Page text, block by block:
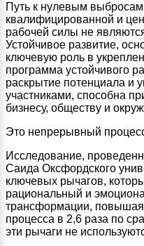
Путь к нулевым
квалифицированной и
рабочей силы не
Устойчивое развитие,
ключевую роль в
программа устойчивого
раскрытие потенциала и
участниками, способна
бизнесу, обществу и
Это непрерывный
Исследование,
Саида Оксфордского
ключевых рычагов,
рациональный и
трансформации, повышая
процесса в 2,6 раза по
эти рычаги не